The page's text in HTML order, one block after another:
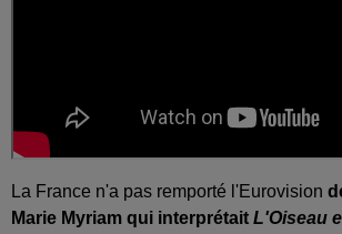
La France n'a pas remporté l'Eurovision
Marie Myriam qui interprétait L'Oiseau